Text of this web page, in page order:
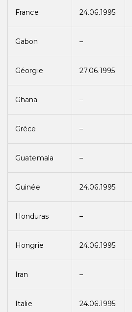
France 24.06.1995
Gabon –
Géorgie 27.06.1995
Ghana –
Grèce –
Guatemala –
Guinée 24.06.1995
Honduras –
Hongrie 24.06.1995
Iran –
Italie 24.06.1995